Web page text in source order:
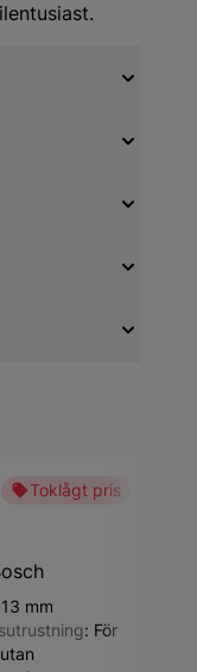
Toklågt pris
13 mm
: För